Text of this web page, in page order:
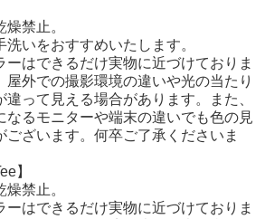
禁止。
いをおすすめいたします。
はできるだけ実物に近づけておりま
屋外での撮影環境の違いや光の当たり
違って見える場合があります。また、
なるモニターや端末の違いでも色の見
ございます。何卒ご了承くださいま
】
禁止。
はできるだけ実物に近づけておりま